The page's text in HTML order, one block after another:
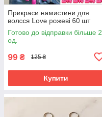
Прикраси намистини для
волсся Love рожеві 60 шт
Готово до відправки більше 2
од.
99 ₴ 125 ₴
Купити